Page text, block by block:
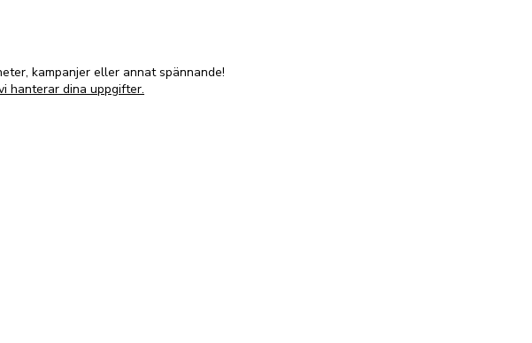
kampanjer eller annat spännande!
hanterar dina uppgifter.